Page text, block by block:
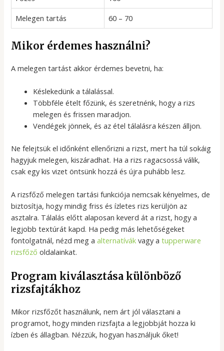
Melegen tartás
60 – 70
Mikor érdemes használni?
A melegen tartást akkor érdemes bevetni, ha:
Késlekedünk a tálalással.
Többféle ételt főzünk, és szeretnénk, hogy a rizs
melegen és frissen maradjon.
Vendégek jönnek, és az étel tálalásra készen álljon.
Ne felejtsük el időnként ellenőrizni a rizst, mert ha túl sokáig
hagyjuk melegen, kiszáradhat. Ha a rizs ragacsossá válik,
csak egy kis vizet öntsünk hozzá és újra puhább lesz.
A rizsfőző melegen tartási funkciója nemcsak kényelmes, de
biztosítja, hogy mindig friss és ízletes rizs kerüljön az
asztalra. Tálalás előtt alaposan keverd át a rizst, hogy a
legjobb textúrát kapd. Ha pedig más lehetőségeket
fontolgatnál, nézd meg aalternatívák vagy atupperware
rizsfőző oldalainkat.
Program kiválasztása különböző
rizsfajtákhoz
Mikor rizsfőzőt használunk, nem árt jól választani a
programot, hogy minden rizsfajta a legjobbját hozza ki
ízben és állagban. Nézzük, hogyan használjuk őket!